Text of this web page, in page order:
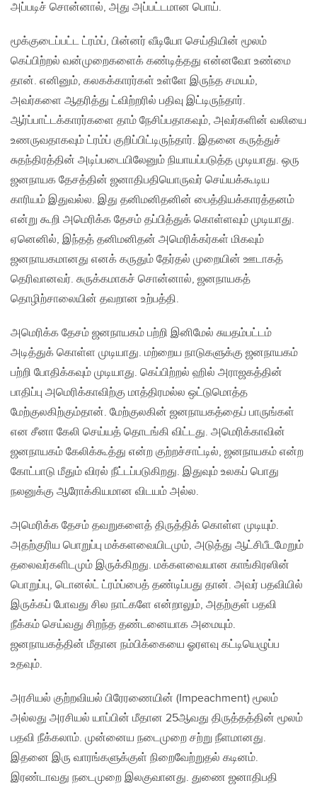
அப்படிச் சொன்னால், அது அப்பட்டமான பொய்.
மூக்குடைப்பட்ட ட்ரம்ப், பின்னர் வீடியோ செய்தியின் மூலம்
கெப்பிற்றல் வன்முறைகளைக் கண்டித்தது என்னவோ உண்மை
தான். எனினும், கலகக்காரர்கள் உள்ளே இருந்த சமயம்,
அவர்களை ஆதரித்து ட்விற்றரில் பதிவு இட்டிருந்தார்.
ஆர்ப்பாட்டக்காரர்களை தாம் நேசிப்பதாகவும், அவர்களின் வலியை
உணருவதாகவும் ட்ரம்ப் குறிப்பிட்டிருந்தார். இதனை கருத்துச்
சுதந்திரத்தின் அடிப்படையிலேனும் நியாயப்படுத்த முடியாது. ஒரு
ஜனநாயக தேசத்தின் ஜனாதிபதியொருவர் செய்யக்கூடிய
காரியம் இதுவல்ல. இது தனிமனிதனின் பைத்தியக்காரத்தனம்
என்று கூறி அமெரிக்க தேசம் தப்பித்துக் கொள்ளவும் முடியாது.
ஏனெனில், இந்தத் தனிமனிதன் அமெரிக்கர்கள் மிகவும்
ஜனநாயகமானது எனக் கருதும் தேர்தல் முறையின் ஊடாகத்
தெரிவானவர். சுருக்கமாகச் சொன்னால், ஜனநாயகத்
தொழிற்சாலையின் தவறான உற்பத்தி.
அமெரிக்க தேசம் ஜனநாயகம் பற்றி இனிமேல் சுயதம்பட்டம்
அடித்துக் கொள்ள முடியாது. மற்றைய நாடுகளுக்கு ஜனநாயகம்
பற்றி போதிக்கவும் முடியாது. கெப்பிற்றல் ஹில் அராஜகத்தின்
பாதிப்பு அமெரிக்காவிற்கு மாத்திரமல்ல ஒட்டுமொத்த
மேற்குலகிற்கும்தான். மேற்குலகின் ஜனநாயகத்தைப் பாருங்கள்
என சீனா கேலி செய்யத் தொடங்கி விட்டது. அமெரிக்காவின்
ஜனநாயகம் கேலிக்கூத்து என்ற குற்றச்சாட்டில், ஜனநாயகம் என்ற
கோட்பாடு மீதும் விரல் நீட்டப்படுகிறது. இதுவும் உலகப் பொது
நலனுக்கு ஆரோக்கியமான விடயம் அல்ல.
அமெரிக்க தேசம் தவறுகளைத் திருத்திக் கொள்ள முடியும்.
அதற்குரிய பொறுப்பு மக்களவையிடமும், அடுத்து ஆட்சிபீடமேறும்
தலைவர்களிடமும் இருக்கிறது. மக்களவையான காங்கிரஸின்
பொறுப்பு, டொனல்ட் ட்ரம்ப்பைத் தண்டிப்பது தான். அவர் பதவியில்
இருக்கப் போவது சில நாட்களே என்றாலும், அதற்குள் பதவி
நீக்கம் செய்வது சிறந்த தண்டனையாக அமையும்.
ஜனநாயகத்தின் மீதான நம்பிக்கையை ஓரளவு கட்டியெழுப்ப
உதவும்.
அரசியல் குற்றவியல் பிரேரணையின் (Impeachment) மூலம்
அல்லது அரசியல் யாப்பின் மீதான 25ஆவது திருத்தத்தின் மூலம்
பதவி நீக்கலாம். முன்னைய நடைமுறை சற்று நீளமானது.
இதனை இரு வாரங்களுக்குள் நிறைவேற்றுதல் கடினம்.
இரண்டாவது நடைமுறை இலகுவானது. துணை ஜனாதிபதி